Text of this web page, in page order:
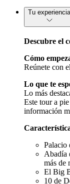
Tu experiencia
Descubre el
Cómo
Reúnete con
Lo que te
Lo más
Este tour a
información
Palacio
Abadía
más de
El Big
10 de